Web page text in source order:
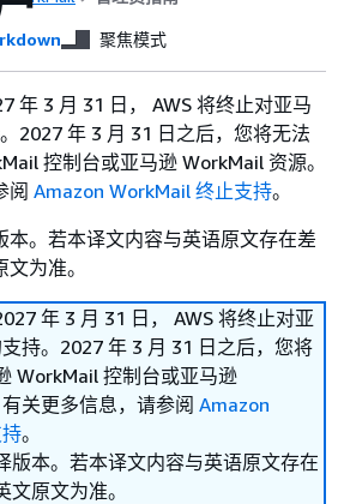
聚焦模式
年 3 月 31 日， AWS 将终止对亚马
2027 年 3 月 31 日之后，您将无法
控制台或亚马逊 WorkMail 资源。
阅 Amazon WorkMail 终止支持。
本。若本译文内容与英语原文存在差
为准。
年 3 月 31 日， AWS 将终止对亚
持。2027 年 3 月 31 日之后，您将
WorkMail 控制台或亚马逊
关更多信息，请参阅 Amazon
。
版本。若本译文内容与英语原文存在
原文为准。